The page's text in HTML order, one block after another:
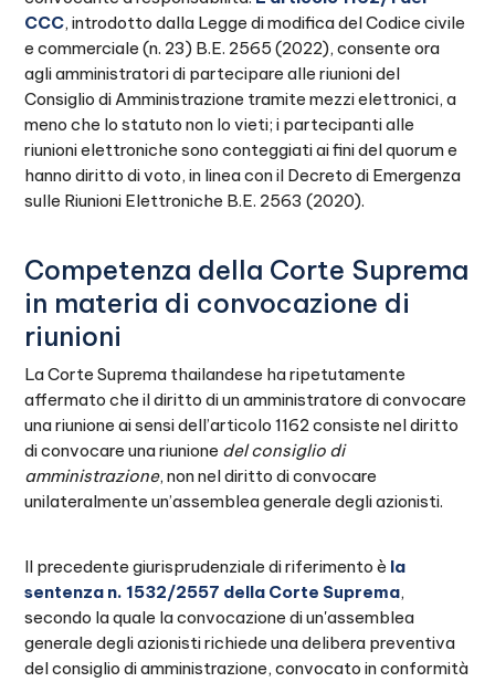
CCC, introdotto dalla Legge di modifica del Codice civile
e commerciale (n. 23) B.E. 2565 (2022), consente ora
agli amministratori di partecipare alle riunioni del
Consiglio di Amministrazione tramite mezzi elettronici, a
meno che lo statuto non lo vieti; i partecipanti alle
riunioni elettroniche sono conteggiati ai fini del quorum e
hanno diritto di voto, in linea con il Decreto di Emergenza
sulle Riunioni Elettroniche B.E. 2563 (2020).
Competenza della Corte Suprema
in materia di convocazione di
riunioni
La Corte Suprema thailandese ha ripetutamente
affermato che il diritto di un amministratore di convocare
una riunione ai sensi dell’articolo 1162 consiste nel diritto
di convocare una riunione del consiglio di
amministrazione, non nel diritto di convocare
unilateralmente un’assemblea generale degli azionisti.
Il precedente giurisprudenziale di riferimento è la
sentenza n. 1532/2557 della Corte Suprema,
secondo la quale la convocazione di un'assemblea
generale degli azionisti richiede una delibera preventiva
del consiglio di amministrazione, convocato in conformità